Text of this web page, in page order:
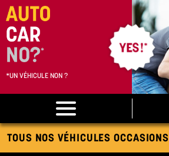
*UN VÉHICULE NON ?
TOUS NOS VÉHICULES OCCASIONS